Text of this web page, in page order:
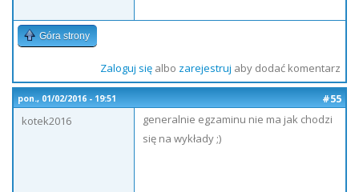
Góra strony
Zaloguj sięalbo zarejestruj aby dodać komentarz
pon., 01/02/2016 - 19:51
#55
kotek2016
generalnie egzaminu nie ma jak chodzi
się na wykłady ;)